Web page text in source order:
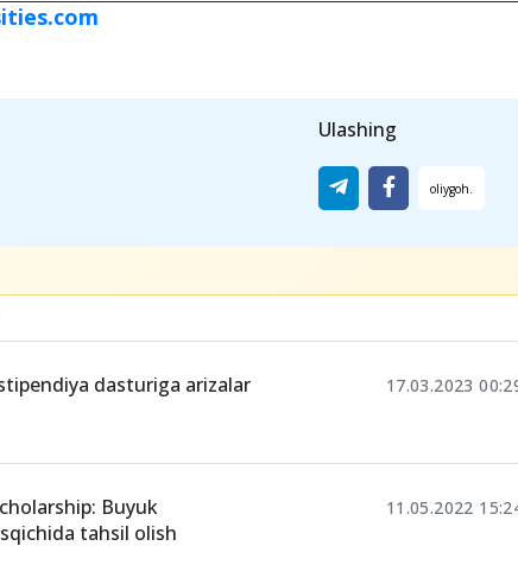
Ulashing
dasturiga arizalar
17.03.2023
Buyuk
tahsil olish
11.05.2022